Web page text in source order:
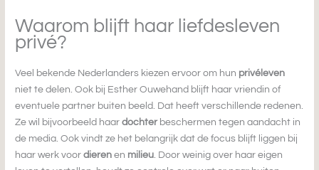
Waarom blijft haar liefdesleven
privé?
Veel bekende Nederlanders kiezen ervoor om hun privéleven
niet te delen. Ook bij Esther Ouwehand blijft haar vriendin of
eventuele partner buiten beeld. Dat heeft verschillende redenen.
Ze wil bijvoorbeeld haardochter beschermen tegen aandacht in
de media. Ook vindt ze het belangrijk dat de focus blijft liggen bij
haar werk voordieren en milieu. Door weinig over haar eigen